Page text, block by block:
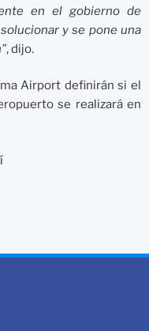
en el gobierno de
y se pone una
, dijo.
Airport definirán si el
se realizará en